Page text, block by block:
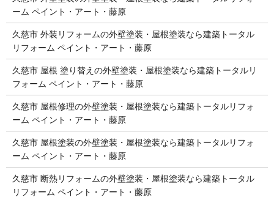
ーム ペイント・アート・藤原
久慈市 外装リフォームの外壁塗装・屋根塗装なら建築トータル
リフォーム ペイント・アート・藤原
久慈市 屋根 塗り替えの外壁塗装・屋根塗装なら建築トータルリ
フォーム ペイント・アート・藤原
久慈市 屋根修理の外壁塗装・屋根塗装なら建築トータルリフォ
ーム ペイント・アート・藤原
久慈市 屋根塗装の外壁塗装・屋根塗装なら建築トータルリフォ
ーム ペイント・アート・藤原
久慈市 断熱リフォームの外壁塗装・屋根塗装なら建築トータル
リフォーム ペイント・アート・藤原